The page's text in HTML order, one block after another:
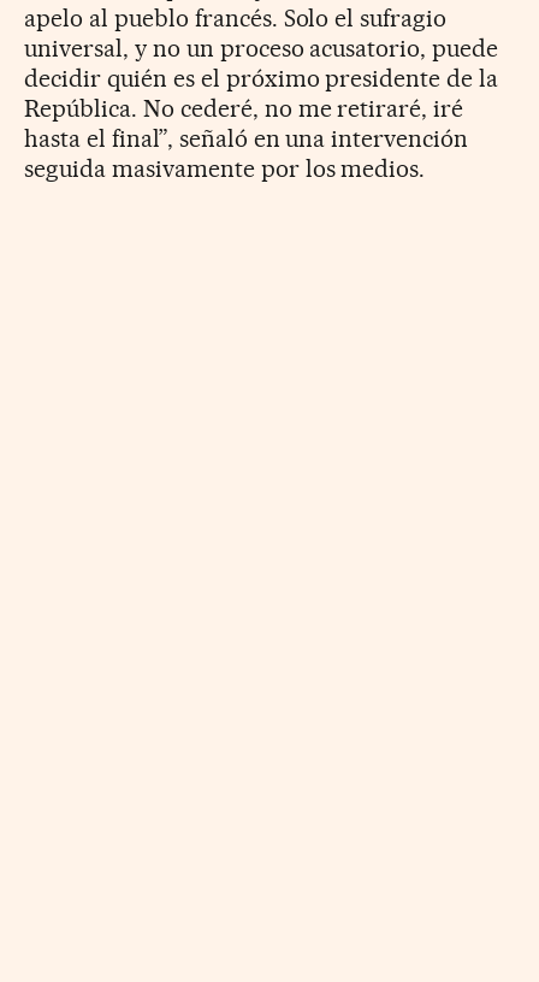
apelo al pueblo francés. Solo el sufragio
universal, y no un proceso acusatorio, puede
decidir quién es el próximo presidente de la
República. No cederé, no me retiraré, iré
hasta el final”, señaló en una intervención
seguida masivamente por los medios.